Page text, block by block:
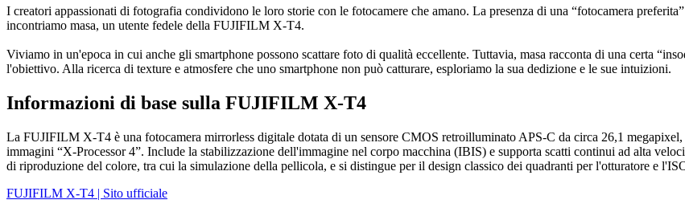
I creatori appassionati di fotografia condividono le loro storie con le fotocamere che amano. La presenza di una “fotocamera
incontriamo masa, un utente fedele della FUJIFILM X-T4.
Viviamo in un'epoca in cui anche gli smartphone possono scattare foto di qualità eccellente. Tuttavia, masa racconta di una certa
l'obiettivo. Alla ricerca di texture e atmosfere che uno smartphone non può catturare, esploriamo la sua dedizione e le sue intuizioni.
Informazioni di base sulla FUJIFILM X-T4
La FUJIFILM X-T4 è una fotocamera mirrorless digitale dotata di un sensore CMOS retroilluminato APS-C da circa 26,1
immagini “X-Processor 4”. Include la stabilizzazione dell'immagine nel corpo macchina (IBIS) e supporta scatti continui ad alta
di riproduzione del colore, tra cui la simulazione della pellicola, e si distingue per il design classico dei quadranti per l'otturatore e
FUJIFILM X-T4 | Sito ufficiale